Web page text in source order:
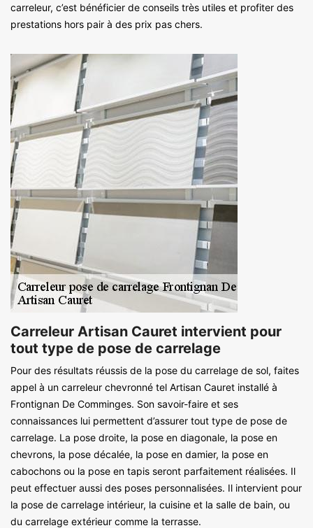
carreleur, c’est bénéficier de conseils très utiles et profiter des
prestations hors pair à des prix pas chers.
Carreleur Artisan Cauret intervient pour
tout type de pose de carrelage
Pour des résultats réussis de la pose du carrelage de sol, faites
appel à un carreleur chevronné tel Artisan Cauret installé à
Frontignan De Comminges. Son savoir-faire et ses
connaissances lui permettent d’assurer tout type de pose de
carrelage. La pose droite, la pose en diagonale, la pose en
chevrons, la pose décalée, la pose en damier, la pose en
cabochons ou la pose en tapis seront parfaitement réalisées. Il
peut effectuer aussi des poses personnalisées. Il intervient pour
la pose de carrelage intérieur, la cuisine et la salle de bain, ou
du carrelage extérieur comme la terrasse.